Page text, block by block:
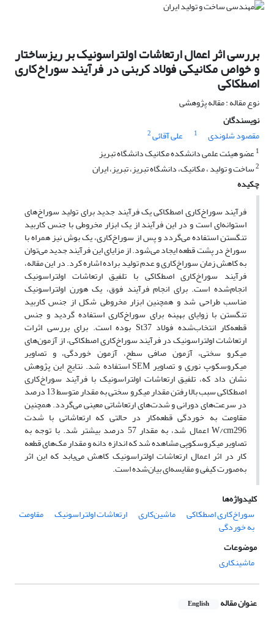
بررسی اثر اعمال ارتعاشات اولتراسونیک بر ریزساختار
و خواص مکانیکی فولاد کربنی در فرآیند سوراخ‌کاری
اصطکاکی
نوع مقاله : مقاله پژوهشی
نویسندگان
مقصود شلوندی
1 علی آقائی2
1عضو هیئت علمی دانشکده مکانیک دانشگاه تبریز
2ساخت و تولید ، مکانیک، دانشگاه تبریز، تبریز، ایران
چکیده
فرآیند سوراخ‌کاری اصطکاکی یک فرآیند جدید برای تولید سوراخ‌های
استوانه‌ای است و در این فرآیند از یک ابزار مخروطی با جنس کاربید
تنگستن استفاده می‌گردد و پس از سوراخ‌کاری، یک بوش نیز همراه با
سوراخ در پشت قطعه ایجاد می‌شود. از مزایای این فرآیند جدید می‌توان
به کاهش زمان سوراخ‌کاری و عدم تولید براده اشاره کرد. در این مقاله،
فرآیند سوراخ‌کاری اصطکاکی با تلفیق ارتعاشات اولتراسونیک
انجام‌شده است. برای انجام فرآیند فوق، یک هورن اولتراسونیک
مناسب طراحی شد و همچنین ابزار مخروطی شکل از جنس کاربید
تنگستن با زوایای بهینه برای سوراخ‌کاری استفاده گردید و جنس
قطعه‌کار انتخاب‌شده فولاد St37 بوده است. برای بررسی اثرات
ارتعاشات اولتراسونیک در فرآیند سوراخ‌کاری اصطکاکی، از آزمون‌های
میکرو سختی، آزمون صافی سطح، آزمون خوردگی، و تصاویر
میکروسکوپ نوری و تصاویر SEM استفاده شد. نتایج این پژوهش
نشان داد که، تلفیق ارتعاشات اولتراسونیک با فرآیند سوراخ‌کاری
اصطکاکی سبب بالا رفتن مقدار میکرو سختی به مقدار متوسط 13 درصد
در سرعت‌های دورانی و شدت‌های ‌ارتعاشاتی معینی می‌گردد. همچنین
مقاومت به خوردگی قطعه‌کار در حالتی که ارتعاشاتی با شدت
W/cm296 اعمال شد، به مقدار 57 درصد بیشتر ‌شد. با توجه به
تصاویر میکروسکوپی مشاهده شد که اندازه دانه و مقدار مک‌های قطعه
کار در اثر اعمال ارتعاشات اولتراسونیک کاهش‌ می‌یابد که این اثر
به‌صورت کیفی و مقایسه‌ای بیان‌شده است.
کلیدواژه‌ها
سوراخ‌کاری اصطکاکی
ماشین‌کاری ارتعاشات اولتراسونیک مقاومت
به خوردگی
موضوعات
ماشینکاری
عنوان مقاله English